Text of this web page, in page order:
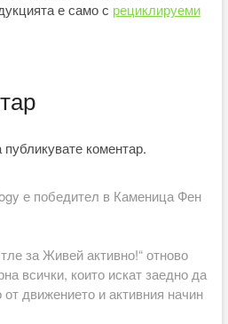
е само с рециклируеми
публикувате коментар.
е победител в Каменица Фен
за Живей активно!“ отново
всички, които искат заедно да
движението и активния начин